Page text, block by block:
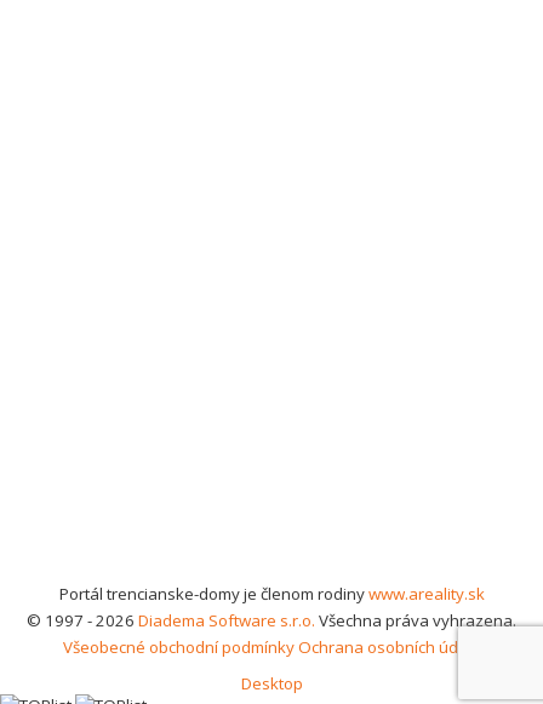
Portál trencianske-domy je členom rodinywww.areality.sk
© 1997 - 2026 Diadema Software s.r.o. Všechna práva vyhrazena.
Všeobecné obchodní podmínkyOchrana osobních údajů
Desktop